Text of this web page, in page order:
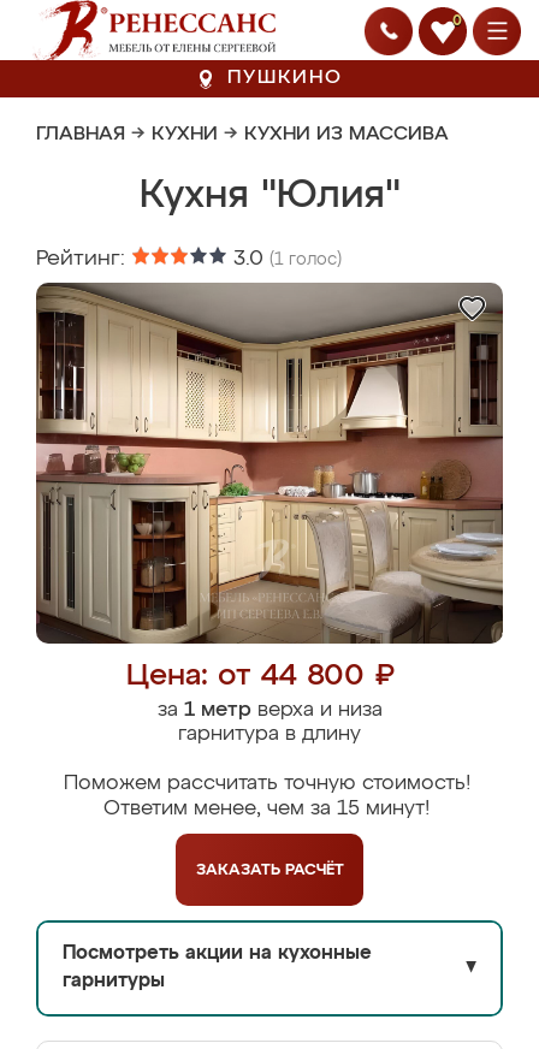
0
ПУШКИНО
ГЛАВНАЯ → КУХНИ → КУХНИ ИЗ МАССИВА
Кухня "Юлия"
Рейтинг: 3.0 (1 голос)
Цена: от 44 800 ₽
за 1 метрверха и низа
гарнитура в длину
Поможем рассчитать точную стоимость!
Ответим менее, чем за 15 минут!
ЗАКАЗАТЬ РАСЧЁТ
Посмотреть акции на кухонные
гарнитуры
▼